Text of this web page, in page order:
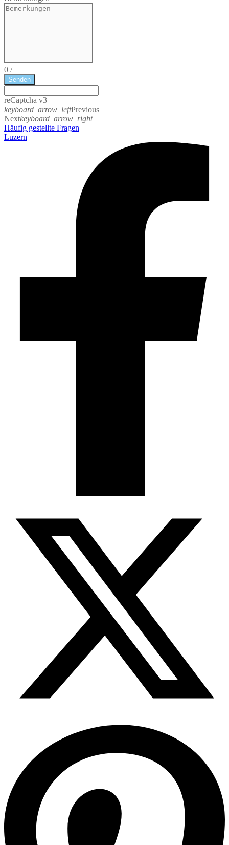
0 /
Senden
reCaptcha v3
keyboard_arrow_leftPrevious
Nextkeyboard_arrow_right
Häufig gestellte Fragen
Luzern